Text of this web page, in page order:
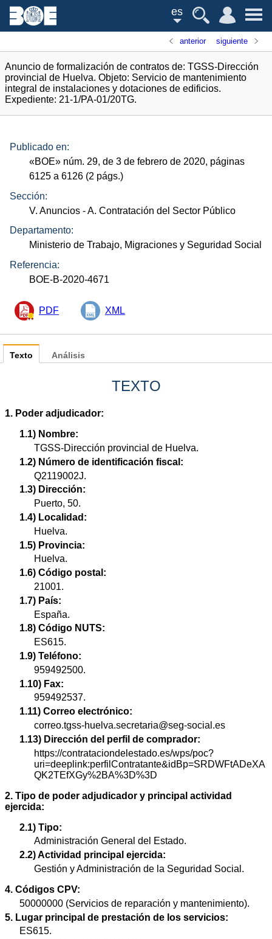
es
anterior siguiente
Anuncio de formalización de contratos de: TGSS-Dirección
provincial de Huelva. Objeto: Servicio de mantenimiento
integral de instalaciones y dotaciones de edificios.
Expediente: 21-1/PA-01/20TG.
Publicado en:
«BOE» núm. 29, de 3 de febrero de 2020, páginas
6125 a 6126 (2 págs.)
Sección:
V. Anuncios - A. Contratación del Sector Público
Departamento:
Ministerio de Trabajo, Migraciones y Seguridad Social
Referencia:
BOE-B-2020-4671
PDF XML
Texto
TEXTO
1. Poder adjudicador:
1.1) Nombre:
TGSS-Dirección provincial de Huelva.
1.2) Número de identificación fiscal:
Q2119002J.
1.3) Dirección:
Puerto, 50.
1.4) Localidad:
Huelva.
1.5) Provincia:
Huelva.
1.6) Código postal:
21001.
1.7) País:
España.
1.8) Código NUTS:
ES615.
1.9) Teléfono:
959492500.
1.10) Fax:
959492537.
1.11) Correo electrónico:
correo.tgss-huelva.secretaria@seg-social.es
1.13) Dirección del perfil de comprador:
https://contrataciondelestado.es/wps/poc?
uri=deeplink:perfilContratante&idBp=SRDWFtADeXA
QK2TEfXGy%2BA%3D%3D
2. Tipo de poder adjudicador y principal actividad
ejercida:
2.1) Tipo:
Administración General del Estado.
2.2) Actividad principal ejercida:
Gestión y Administración de la Seguridad Social.
4. Códigos CPV:
50000000 (Servicios de reparación y mantenimiento).
5. Lugar principal de prestación de los servicios:
ES615.
Análisis